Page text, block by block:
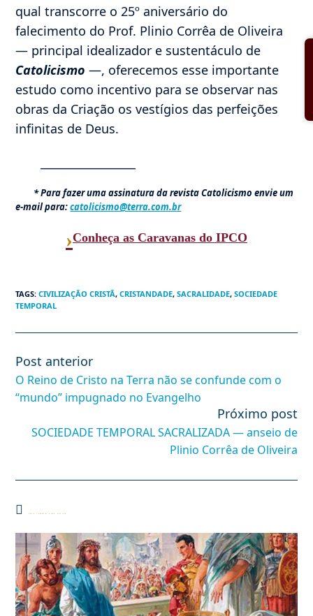
qual transcorre o 25º aniversário do
falecimento do Prof. Plinio Corrêa de Oliveira
— principal idealizador e sustentáculo de
Catolicismo —, oferecemos esse importante
estudo como incentivo para se observar nas
obras da Criação os vestígios das perfeições
infinitas de Deus.
* Para fazer uma assinatura da revista Catolicismo envie um
e-mail para:catolicismo@terra.com.br
›Conheça as Caravanas do IPCO
TAGS:CIVILIZAÇÃO CRISTÃ, CRISTANDADE, SACRALIDADE, SOCIEDADE
TEMPORAL
Leia
mais
artigos
Post anterior
O Reino de Cristo na Terra não se confunde com o
“mundo” impugnado no Evangelho
Próximo post
SOCIEDADE TEMPORAL SACRALIZADA — anseio de
Plinio Corrêa de Oliveira
Você também pode gostar